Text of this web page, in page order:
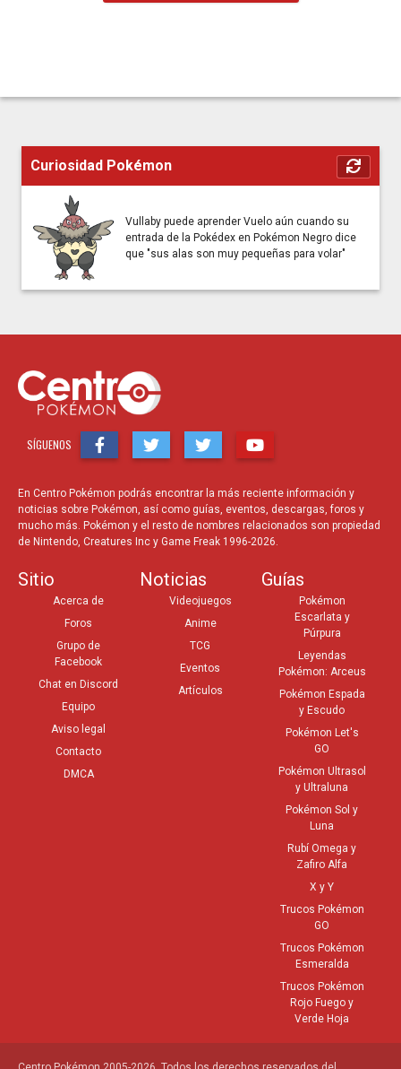
Curiosidad Pokémon
Vullaby puede aprender Vuelo aún cuando su
entrada de la Pokédex en Pokémon Negro dice
que "sus alas son muy pequeñas para volar"
SÍGUENOS
En Centro Pokémon podrás encontrar la más reciente información y
noticias sobre Pokémon, así como guías, eventos, descargas, foros y
mucho más. Pokémon y el resto de nombres relacionados son propiedad
de Nintendo, Creatures Inc y Game Freak 1996-2026.
Sitio
Acerca de
Foros
Grupo de
Facebook
Chat en Discord
Equipo
Aviso legal
Contacto
DMCA
Noticias
Videojuegos
Anime
TCG
Eventos
Artículos
Guías
Pokémon
Escarlata y
Púrpura
Leyendas
Pokémon: Arceus
Pokémon Espada
y Escudo
Pokémon Let's
GO
Pokémon Ultrasol
y Ultraluna
Pokémon Sol y
Luna
Rubí Omega y
Zafiro Alfa
X y Y
Trucos Pokémon
GO
Trucos Pokémon
Esmeralda
Trucos Pokémon
Rojo Fuego y
Verde Hoja